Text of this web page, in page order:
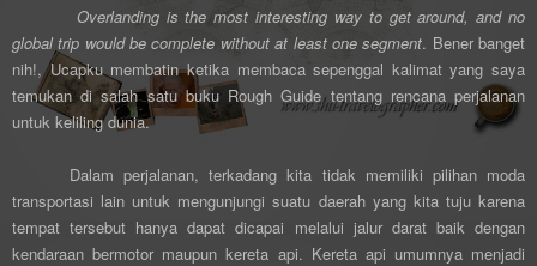
Overlanding is the most interesting way to get around, and no
global trip would be complete without at least one segment. Bener banget
nih!, Ucapku membatin ketika membaca sepenggal kalimat yang saya
temukan di salah satu buku Rough Guide tentang rencana perjalanan
untuk keliling dunia.
Dalam perjalanan, terkadang kita tidak memiliki pilihan moda
transportasi lain untuk mengunjungi suatu daerah yang kita tuju karena
tempat tersebut hanya dapat dicapai melalui jalur darat baik dengan
kendaraan bermotor maupun kereta api. Kereta api umumnya menjadi